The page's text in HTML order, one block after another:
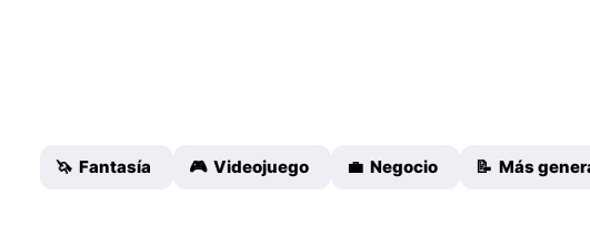
🦄 Fantasía 🎮 Videojuego 💼 Negocio 📝 Más